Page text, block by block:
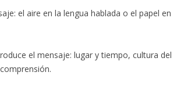
el aire en la lengua hablada o el papel en
el mensaje: lugar y tiempo, cultura del